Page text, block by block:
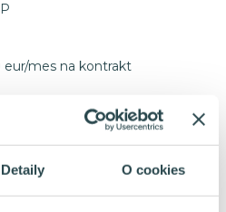
Detaily O cookies
mes na kontrakt